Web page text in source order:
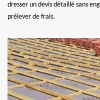
dresser un devis détaillé sans
prélever de frais.